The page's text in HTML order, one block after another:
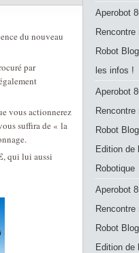
du nouveau
par
vous actionnerez
suffira de « la
, qui lui aussi
Aperobot
Rencontre
Robot Blog
les infos !
Aperobot
Rencontre
Robot Blog
Edition de
Robotique
Aperobot
Rencontre
Robot Blog
Edition de